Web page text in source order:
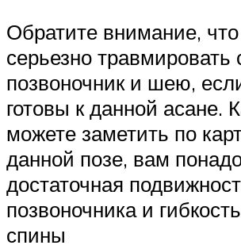
Обратите внимание,
серьезно травмировать
позвоночник и шею,
готовы к данной асане.
можете заметить по
данной позе, вам
достаточная
позвоночника и
спины